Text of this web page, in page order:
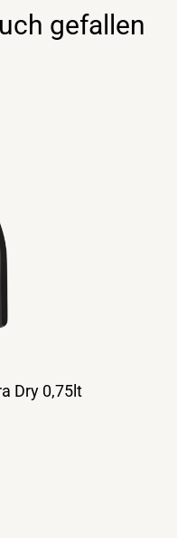
gefallen
Dry 0,75lt